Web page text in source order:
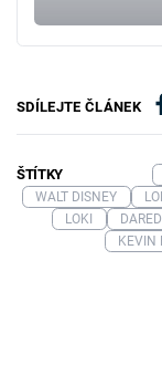
SDÍLEJTE ČLÁNEK
ŠTÍTKY
WALT DISNEY
LOKI
KEVIN